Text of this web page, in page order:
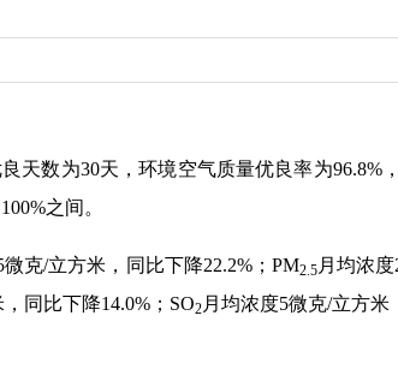
天数为30天，环境空气质量优良率为
之间。
克/立方米，同比下降22.2%；PM2.5月均浓度
同比下降14.0%；SO2 月均浓度5微克/立方米